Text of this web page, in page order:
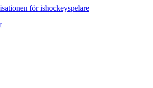
för ishockeyspelare